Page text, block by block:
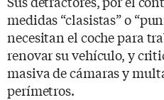
medidas “clasistas” o
necesitan el coche para
renovar su vehículo, y
masiva de cámaras y
perímetros.